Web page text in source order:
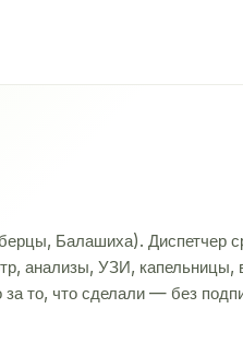
Балашиха). Диспетчер
анализы, УЗИ,
то, что сделали — без